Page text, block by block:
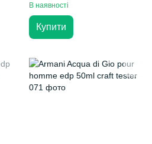
В наявності
Купити